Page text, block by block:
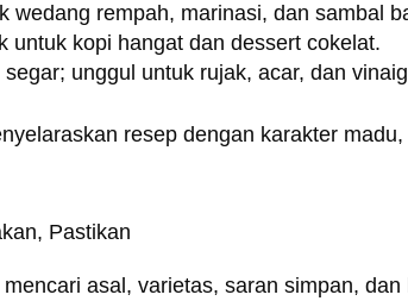
wedang rempah, marinasi, dan sambal
untuk kopi hangat dan dessert cokelat.
unggul untuk rujak, acar, dan
resep dengan karakter
Pastikan
asal, varietas, saran simpan,